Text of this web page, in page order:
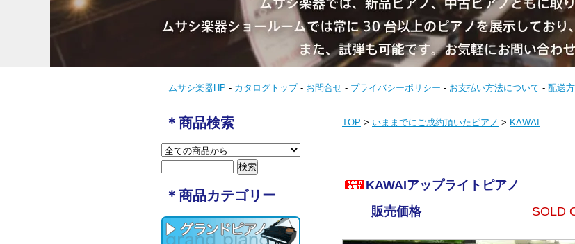
ムサシ楽器HP - カタログトップ- お問合せ - プライバシーポリシー - お支払い方法について - 配送
＊商品検索
＊商品カテゴリー
TOP > いままでにご成約頂いたピアノ > KAWAI
KAWAIアップライトピアノ
販売価格
SOLD